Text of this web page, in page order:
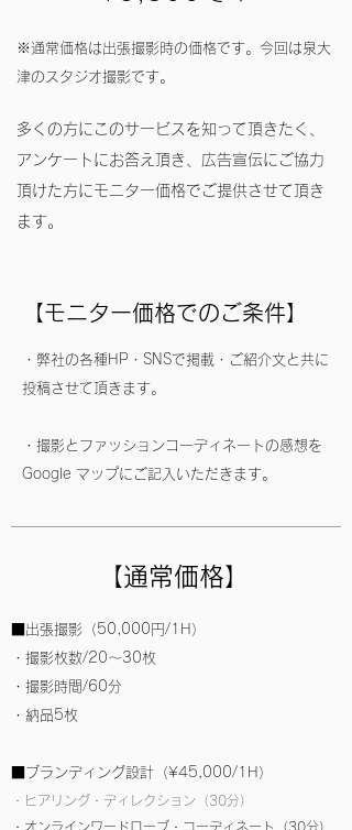
※通常価格は出張撮影時の価格です。今回は泉大
津のスタジオ撮影です。
多くの方にこのサービスを知って頂きたく、
アンケートにお答え頂き、広告宣伝にご協力
頂けた方にモニター価格でご提供させて頂き
ます。
【モニター価格でのご条件】
・弊社の各種HP・SNSで掲載・ご紹介文と共に
投稿させて頂きます。
・撮影とファッションコーディネートの感想を
Google マップにご記入いただきます。
【通常価格】
■出張撮影（50,000円/1H）
・撮影枚数/20〜30枚
・撮影時間/60分
・納品5枚
■ブランディング設計（¥45,000/1H）
・ヒアリング ・ディレクショ ン（30分）
・オンラインワードローブ・コーディネート（30分）